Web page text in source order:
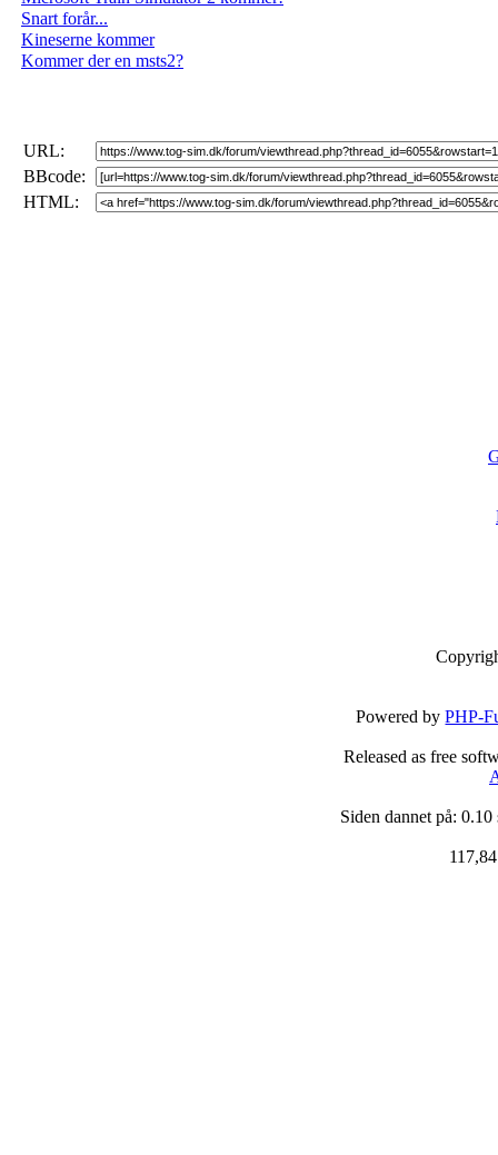
Snart forår...
Kineserne kommer
Kommer der en msts2?
URL:
BBcode:
HTML:
Powered byPHP-
Released as free
Siden dannet på: